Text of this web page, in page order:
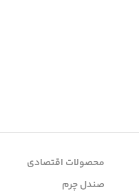
محصولات اقتصادی
صندل چرم